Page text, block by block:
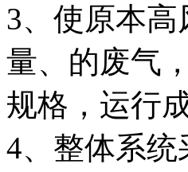
3、使原本
量、的废气
规格，运行成
4、整体系